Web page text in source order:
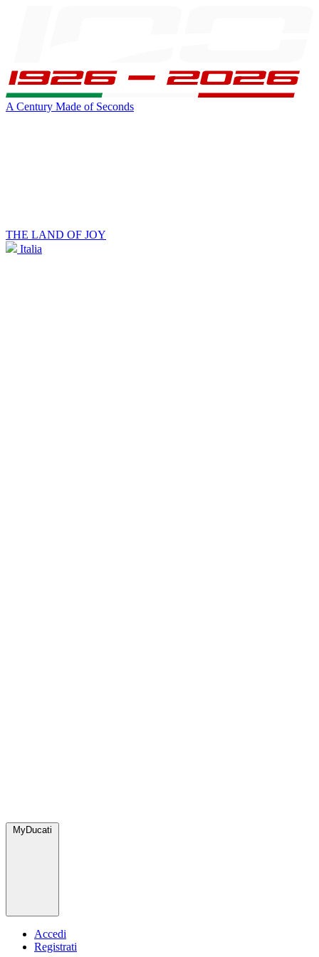
A Century Made of Seconds
THE LAND OF JOY
Italia
MyDucati
Accedi
Registrati